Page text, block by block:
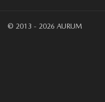
© 2013 - 2026 AURUM